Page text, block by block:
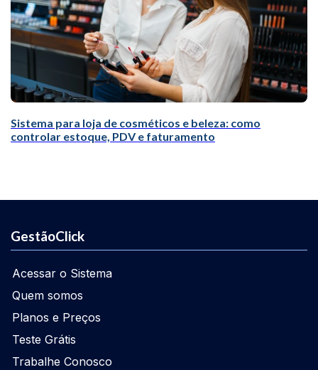
Sistema para loja de cosméticos e beleza: como
controlar estoque, PDV e faturamento
GestãoClick
Acessar o Sistema
Quem somos
Planos e Preços
Teste Grátis
Trabalhe Conosco